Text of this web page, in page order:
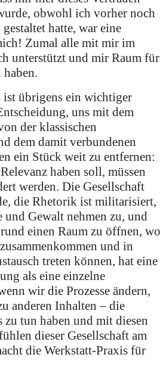
obwohl ich vorher noch
hatte, war eine
Zumal alle mit mir im
unterstützt und mir Raum für
haben.
ist übrigens ein wichtiger
uns mit dem
der klassischen
dem damit verbundenen
ein Stück weit zu entfernen:
haben soll, müssen
werden. Die Gesellschaft
die Rhetorik ist militarisiert,
und Gewalt nehmen zu, und
einen Raum zu öffnen, wo
und in
treten können, hat eine
als eine einzelne
wir die Prozesse ändern,
anderen Inhalten – die
tun haben und mit diesen
dieser Gesellschaft am
die Werkstatt-Praxis für